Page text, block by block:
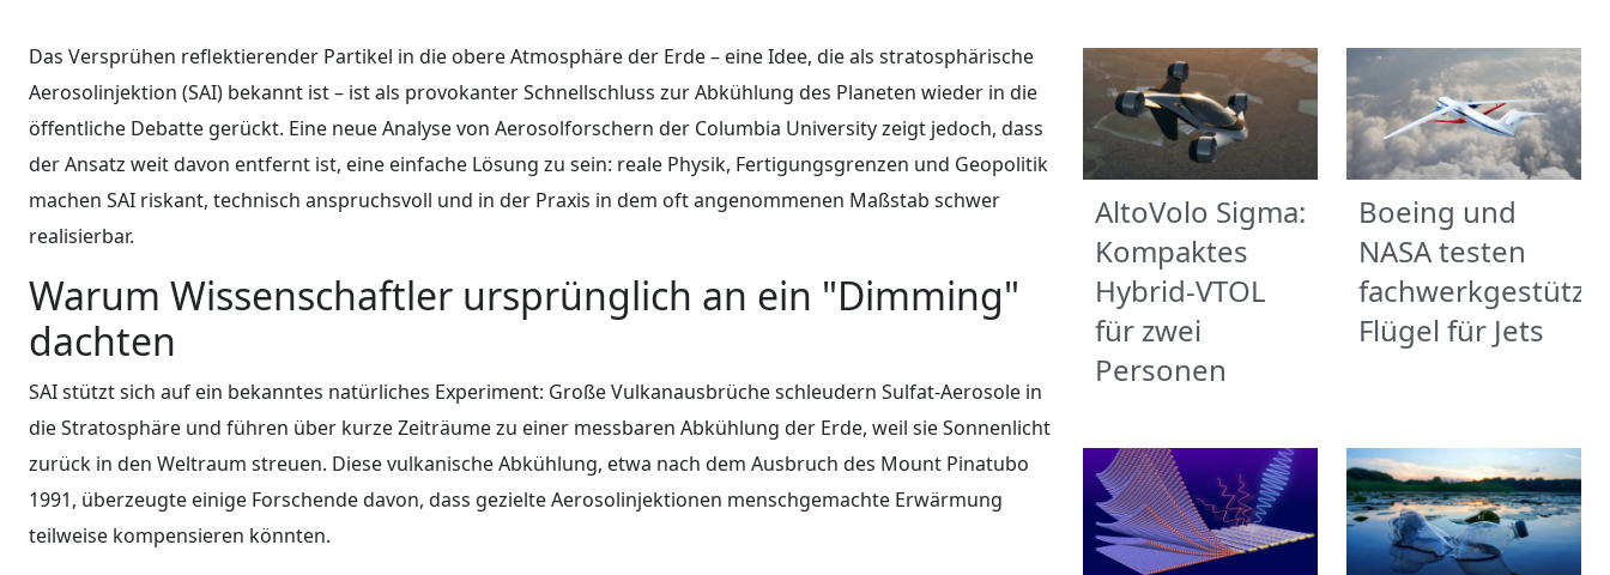
Das Versprühen reflektierender Partikel in die obere Atmosphäre der Erde – eine Idee, die als stratosphärische
Aerosolinjektion (SAI) bekannt ist – ist als provokanter Schnellschluss zur Abkühlung des Planeten wieder in die
öffentliche Debatte gerückt. Eine neue Analyse von Aerosolforschern der Columbia University zeigt jedoch, dass
der Ansatz weit davon entfernt ist, eine einfache Lösung zu sein: reale Physik, Fertigungsgrenzen und Geopolitik
machen SAI riskant, technisch anspruchsvoll und in der Praxis in dem oft angenommenen Maßstab schwer
realisierbar.
Warum Wissenschaftler ursprünglich an ein "Dimming"
dachten
SAI stützt sich auf ein bekanntes natürliches Experiment: Große Vulkanausbrüche schleudern Sulfat-Aerosole in
die Stratosphäre und führen über kurze Zeiträume zu einer messbaren Abkühlung der Erde, weil sie Sonnenlicht
zurück in den Weltraum streuen. Diese vulkanische Abkühlung, etwa nach dem Ausbruch des Mount Pinatubo
1991, überzeugte einige Forschende davon, dass gezielte Aerosolinjektionen menschgemachte Erwärmung
teilweise kompensieren könnten.
AltoVolo Sigma:
Kompaktes
Hybrid-VTOL
für zwei
Personen
Boeing und
NASA testen
Flügel für Jets